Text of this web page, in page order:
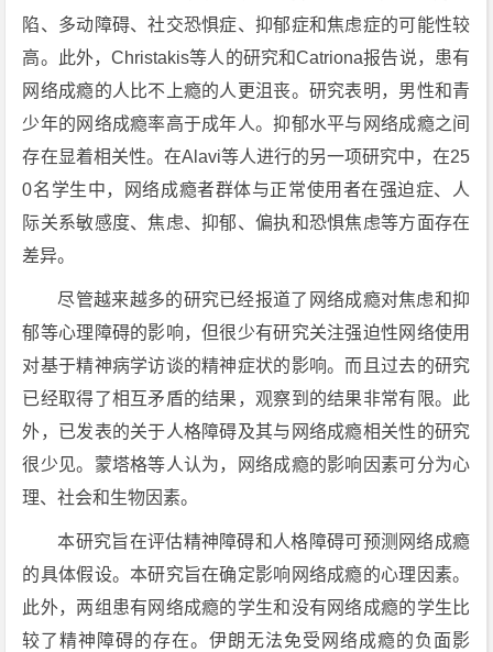
陷、多动障碍、社交恐惧症、抑郁症和焦虑症的可能性较
高。此外，Christakis等人的研究和Catriona报告说，患有
网络成瘾的人比不上瘾的人更沮丧。研究表明，男性和青
少年的网络成瘾率高于成年人。抑郁水平与网络成瘾之间
存在显着相关性。在Alavi等人进行的另一项研究中，在25
0名学生中，网络成瘾者群体与正常使用者在强迫症、人
际关系敏感度、焦虑、抑郁、偏执和恐惧焦虑等方面存在
差异。
尽管越来越多的研究已经报道了网络成瘾对焦虑和抑
郁等心理障碍的影响，但很少有研究关注强迫性网络使用
对基于精神病学访谈的精神症状的影响。而且过去的研究
已经取得了相互矛盾的结果，观察到的结果非常有限。此
外，已发表的关于人格障碍及其与网络成瘾相关性的研究
很少见。蒙塔格等人认为，网络成瘾的影响因素可分为心
理、社会和生物因素。
本研究旨在评估精神障碍和人格障碍可预测网络成瘾
的具体假设。本研究旨在确定影响网络成瘾的心理因素。
此外，两组患有网络成瘾的学生和没有网络成瘾的学生比
较了精神障碍的存在。伊朗无法免受网络成瘾的负面影